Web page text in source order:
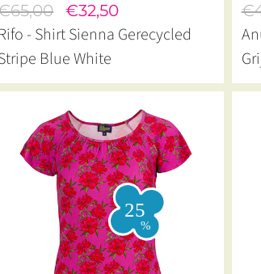
€32,50
- Shirt Sienna Gerecycled
Blue White